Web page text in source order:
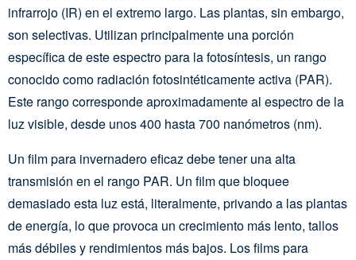
infrarrojo (IR) en el extremo largo. Las plantas, sin embargo,
son selectivas. Utilizan principalmente una porción
específica de este espectro para la fotosíntesis, un rango
conocido como radiación fotosintéticamente activa (PAR).
Este rango corresponde aproximadamente al espectro de la
luz visible, desde unos 400 hasta 700 nanómetros (nm).
Un film para invernadero eficaz debe tener una alta
transmisión en el rango PAR. Un film que bloquee
demasiado esta luz está, literalmente, privando a las plantas
de energía, lo que provoca un crecimiento más lento, tallos
más débiles y rendimientos más bajos. Los films para